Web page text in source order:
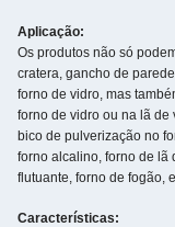
Aplicação:
Os produtos não só
cratera, gancho de
forno de vidro, mas
forno de vidro ou na lã de
bico de pulverização no
forno alcalino, forno de lã
flutuante, forno de fogão,
Características: